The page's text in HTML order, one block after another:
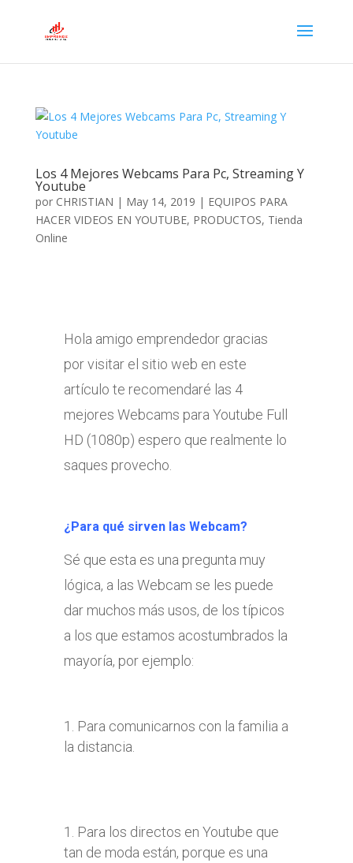
Los 4 Mejores Webcams Para Pc, Streaming Y
Youtube
por CHRISTIAN | May 14, 2019 | EQUIPOS PARA
HACER VIDEOS EN YOUTUBE, PRODUCTOS, Tienda
Online
Hola amigo emprendedor gracias
por visitar el sitio web en este
artículo te recomendaré las 4
mejores Webcams para Youtube Full
HD (1080p) espero que realmente lo
saques provecho.
¿Para qué sirven las Webcam?
Sé que esta es una pregunta muy
lógica, a las Webcam se les puede
dar muchos más usos, de los típicos
a los que estamos acostumbrados la
mayoría, por ejemplo:
Para comunicarnos con la familia a
la distancia.
Para los directos en Youtube que
tan de moda están, porque es una